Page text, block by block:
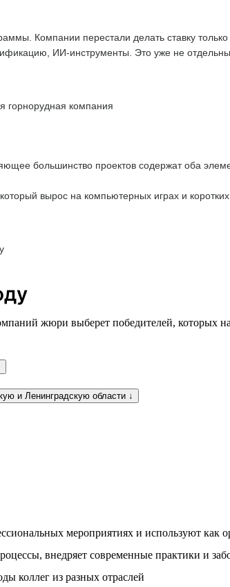
Компании перестали делать ставку
ИИ-инструменты. Это уже не
горнорудная компания
большинство проектов содержат оба
вырос на компьютерных играх и коротких
жюри выберет победителей, которых
и Ленинградскую области ↓
мероприятиях и используют как
внедряет современные практики и
коллег из разных отраслей